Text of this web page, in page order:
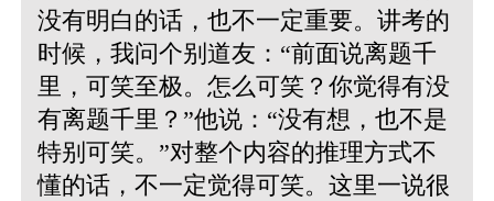
没有明白的话，也不一定重要。讲考的
时候，我问个别道友：“前面说离题千
里，可笑至极。怎么可笑？你觉得有没
有离题千里？”他说：“没有想，也不是
特别可笑。”对整个内容的推理方式不
懂的话，不一定觉得可笑。这里一说很